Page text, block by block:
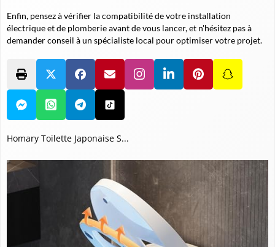
Enfin, pensez à vérifier la compatibilité de votre installation
électrique et de plomberie avant de vous lancer, et n'hésitez pas à
demander conseil à un spécialiste local pour optimiser votre projet.
Homary Toilette Japonaise S...